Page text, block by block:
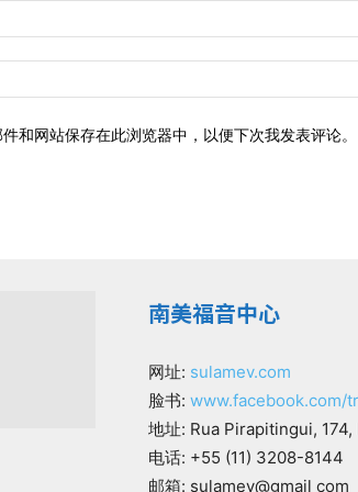
和网站保存在此浏览器中，以便下次我发表评论。
南美福音中心
网址: sulamev.com
脸书: www.facebook.com/
地址: Rua Pirapitingui,
电话: +55 (11) 3208-8144
邮箱: sulamev@gmail com